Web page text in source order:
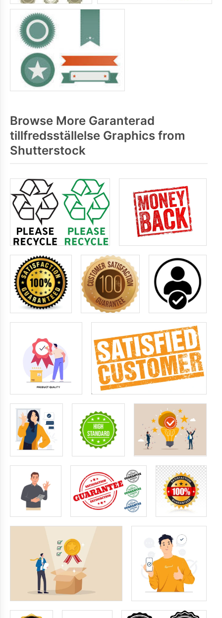
Browse More Garanterad
tillfredsställelse Graphics from
Shutterstock